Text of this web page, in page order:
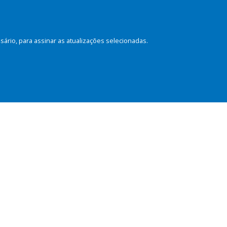
para assinar as atualizações selecionadas.